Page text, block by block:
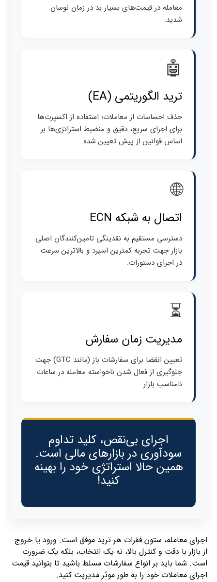
معامله در قیمت‌های بسیار بد در زمان نوسان
شدید.
🤖
ترید الگوریتمی (EA)
حذف احساسات از معاملات؛ استفاده از اکسپرت‌ها
برای اجرای سریع، دقیق و منضبط استراتژی‌ها بر
اساس قوانین از پیش تعیین شده.
🌐
اتصال به شبکه ECN
دسترسی مستقیم به نقدینگی تامین‌کنندگان اصلی
بازار جهت تجربه کمترین اسپرد و بالاترین سرعت
در اجرای دستورات.
⏳
مدیریت زمان سفارش
تعیین انقضا برای سفارشات باز (مانند GTC) جهت
جلوگیری از فعال شدن ناخواسته معامله در ساعات
نامناسب بازار.
اجرای بی‌نقص، کلید تداوم
سودآوری در بازارهای مالی است.
همین حالا استراتژی خود را بهینه
کنید!
اجرای معامله، ستون فقرات هر ترید موفق است. ورود یا خروج
از بازار با دقت و کنترل بالا، نه یک انتخاب، بلکه یک ضرورت
است. شما باید بر انواع سفارشات مسلط باشید تا بتوانید قیمت
اجرای معاملات خود را به طور موثر مدیریت کنید.